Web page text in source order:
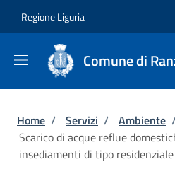
Regione Liguria
Comune di
Briciole di pane
Home / Servizi / Ambiente
Scarico di acque reflue
insediamenti di tipo